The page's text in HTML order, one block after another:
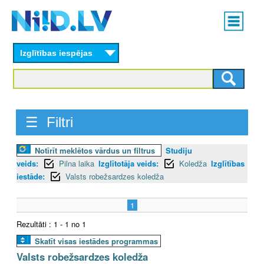
content
Main
menu
Izglītības iespējas
☰ Filtri
Notīrīt meklētos vārdus un filtrus
Studiju
veids:
Pilna laika Izglītotāja veids: Koledža Izglītības
iestāde:
Valsts robežsardzes koledža
1
Rezultāti : 1 - 1 no 1
Skatīt visas iestādes programmas
Valsts robežsardzes koledža